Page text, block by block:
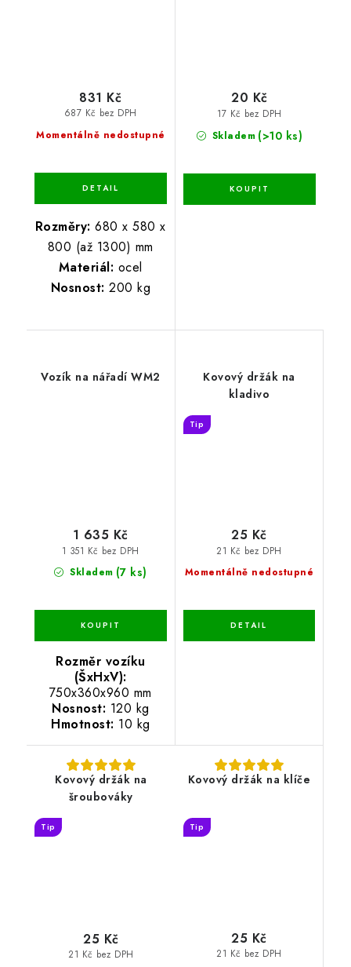
Momentálně nedostupné
687 Kč bez DPH
831 Kč
Rozměry: 680 x 580 x
800 (až 1300) mm
Materiál: ocel
Nosnost: 200 kg
Skladem (>10 ks)
17 Kč bez DPH
20 Kč
Vozík na nářadí WM2
Skladem (7 ks)
1 351 Kč bez DPH
1 635 Kč
Rozměr vozíku
(ŠxHxV):
750x360x960 mm
Nosnost: 120 kg
Hmotnost: 10 kg
Kovový držák na
kladivo
Tip
Momentálně nedostupné
21 Kč bez DPH
25 Kč
Kovový držák na
šroubováky
Tip
21 Kč bez DPH
25 Kč
Kovový držák na klíče
Tip
21 Kč bez DPH
25 Kč